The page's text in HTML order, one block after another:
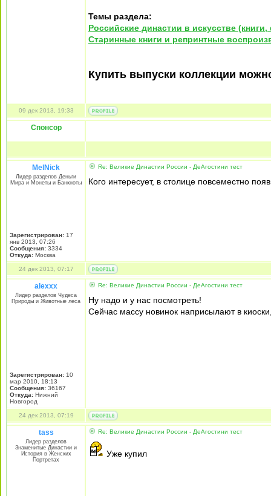
Темы раздела:
Российские династии в искусстве
Старинные книги и репринтные
Купить выпуски коллекции
09 дек 2013, 19:33
Спонсор
MelNick
Лидер разделов Деньги
Мира и Монеты и Банкноты
Зарегистрирован: 17
янв 2013, 07:26
Сообщения: 3334
Откуда: Москва
Re: Великие Династии России - ДеАгостини тест
Кого интересует, в столице повсеместно
24 дек 2013, 07:17
alexxx
Лидер разделов Чудеса
Природы и Животные леса
Зарегистрирован: 10
мар 2010, 18:13
Сообщения: 36167
Откуда: Нижний
Новгород
Re: Великие Династии России - ДеАгостини тест
Ну надо и у нас посмотреть!
Сейчас массу новинок наприсылают в
24 дек 2013, 07:19
tass
Лидер разделов
Знаменитые Династии и
История в Женских
Портретах
Re: Великие Династии России - ДеАгостини тест
Уже купил